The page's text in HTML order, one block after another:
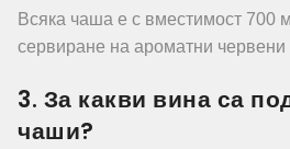
Всяка чаша е с вместимост 700
сервиране на ароматни червени
3. За какви вина са
чаши?